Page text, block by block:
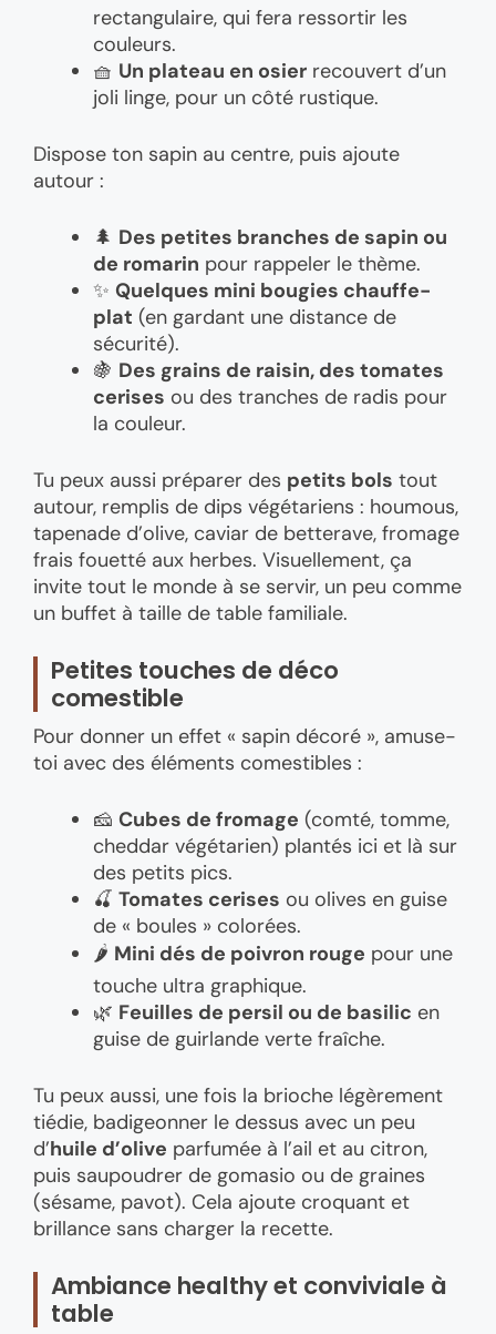
rectangulaire, qui fera ressortir les
couleurs.
🧺 Un plateau en osier recouvert d’un
joli linge, pour un côté rustique.
Dispose ton sapin au centre, puis ajoute
autour :
🌲 Des petites branches de sapin ou
de romarin pour rappeler le thème.
✨ Quelques mini bougies chauffe-
plat (en gardant une distance de
sécurité).
🍇 Des grains de raisin, des tomates
cerises ou des tranches de radis pour
la couleur.
Tu peux aussi préparer des petits bols tout
autour, remplis de dips végétariens : houmous,
tapenade d’olive, caviar de betterave, fromage
frais fouetté aux herbes. Visuellement, ça
invite tout le monde à se servir, un peu comme
un buffet à taille de table familiale.
Petites touches de déco
comestible
Pour donner un effet « sapin décoré », amuse-
toi avec des éléments comestibles :
🧀 Cubes de fromage (comté, tomme,
cheddar végétarien) plantés ici et là sur
des petits pics.
🍒 Tomates cerises ou olives en guise
de « boules » colorées.
🌶️ Mini dés de poivron rouge pour une
touche ultra graphique.
🌿 Feuilles de persil ou de basilic en
guise de guirlande verte fraîche.
Tu peux aussi, une fois la brioche légèrement
tiédie, badigeonner le dessus avec un peu
d’huile d’olive parfumée à l’ail et au citron,
puis saupoudrer de gomasio ou de graines
(sésame, pavot). Cela ajoute croquant et
brillance sans charger la recette.
Ambiance healthy et conviviale à
table